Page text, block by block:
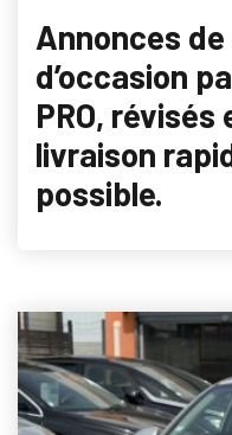
Annonces
d’occasion
PRO,
livraison
possible.